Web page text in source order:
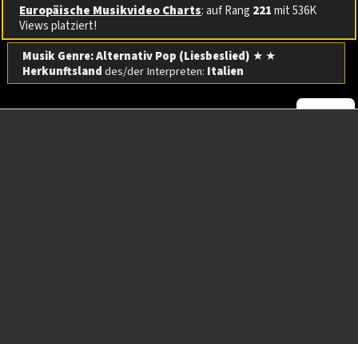
Europäische Musikvideo Charts: auf Rang 221mit 536K
Views platziert!
Musik Genre: Alternativ Pop (Liesbeslied) ★ ★
Herkunftslanddes/der Interpreten: Italien